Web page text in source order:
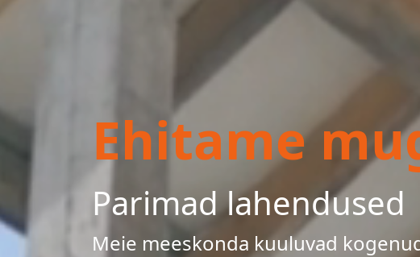
Ehitame
Parimad lahendused
Meie meeskonda kuuluvad